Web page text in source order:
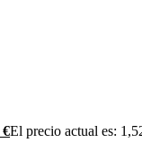
€El precio actual es: